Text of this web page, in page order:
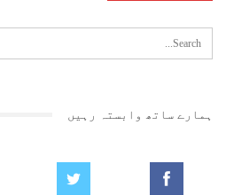
ہضم کر تے ہیں اس پر بھی غور کرنا ہوگا ۔
کانگریس اور راشٹروادی کانگریس کے آپس
باوجود ابھی بھی ریاست میں کانگریس
حاصل ہے ۔ کیونکہ کانگریس اور راشٹر
رکن پارلیمان کوکن اور ممبئی میں نہیں
ہمارے ساتھ وابستہ رہیں